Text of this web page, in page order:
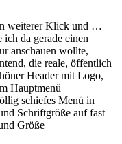
weiterer Klick und …
da gerade einen
anschauen wollte,
die reale, öffentlich
Header mit Logo,
Hauptmenü
schiefes Menü in
Schriftgröße auf fast
Größe